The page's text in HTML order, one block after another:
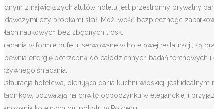
z największych atutów hotelu jest przestronny prywatny
czy próbkami skał. Możliwość bezpiecznego
naukowych bez zbędnych trosk.
w formie bufetu, serwowane w hotelowej restauracji, są
energię potrzebną do całodziennych badań terenowych
śniadania.
hotelowa, oferująca dania kuchni włoskiej, jest
pozwalają na chwilę odpoczynku w eleganckiej i